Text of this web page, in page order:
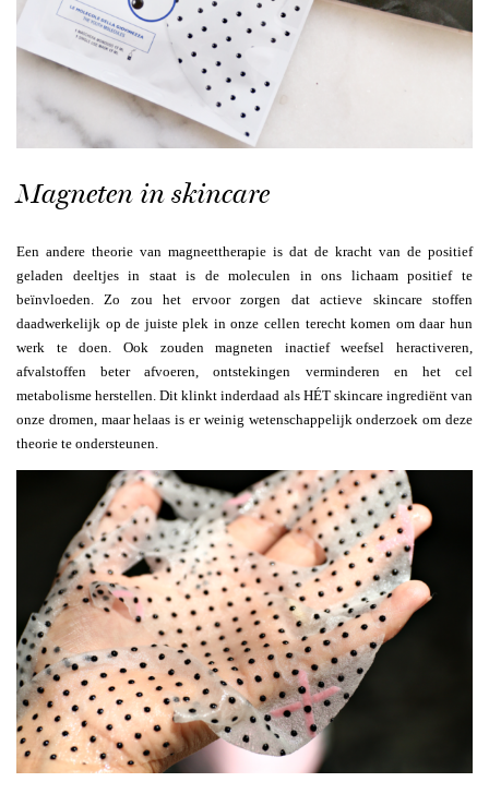
Magneten in skincare
Een andere theorie van magneettherapie is dat de kracht van de positief
geladen deeltjes in staat is de moleculen in ons lichaam positief te
beïnvloeden. Zo zou het ervoor zorgen dat actieve skincare stoffen
daadwerkelijk op de juiste plek in onze cellen terecht komen om daar hun
werk te doen. Ook zouden magneten inactief weefsel heractiveren,
afvalstoffen beter afvoeren, ontstekingen verminderen en het cel
metabolisme herstellen. Dit klinkt inderdaad als HÉT skincare ingrediënt van
onze dromen, maar helaas is er weinig wetenschappelijk onderzoek om deze
theorie te ondersteunen.